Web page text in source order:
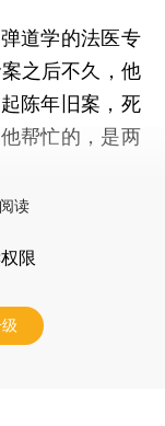
道学的法医专
之后不久，他
陈年旧案，死
帮忙的，是两
读
限